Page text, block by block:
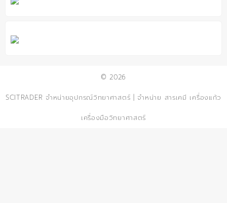
© 2026
SCITRADER จำหน่ายอุปกรณ์วิทยาศาสตร์ | จำหน่าย สารเคมี เครื่องแก้ว
เครื่องมือวิทยาศาสตร์